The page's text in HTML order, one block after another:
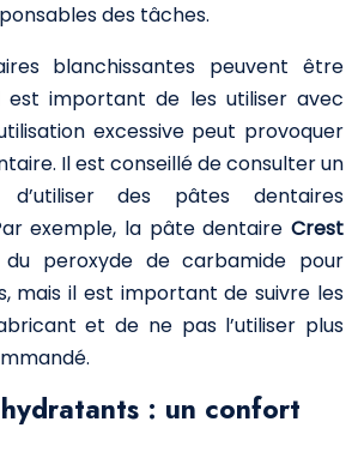
des tâches.
blanchissantes peuvent être
est important de les utiliser avec
excessive peut provoquer
Il est conseillé de consulter un
des pâtes dentaires
exemple, la pâte dentaire Crest
du peroxyde de carbamide pour
mais il est important de suivre les
et de ne pas l’utiliser plus
: un confort